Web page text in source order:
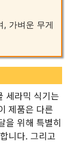
가벼운 무게
세라믹 식기는
제품은 다른
을 위해 특별히
니다. 그리고